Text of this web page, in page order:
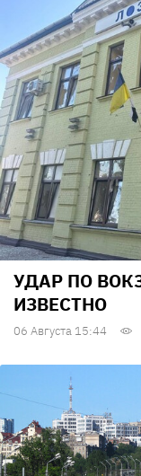
УДАР ПО
ИЗВЕСТНО
06 Августа 15:44